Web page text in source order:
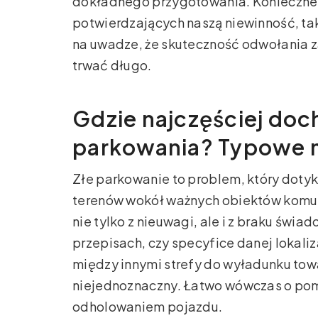
potwierdzających naszą niewinność,
na uwadze, że skuteczność odwołania
trwać długo.
Gdzie najczęściej
parkowania? Typowe
Złe parkowanie to problem, który
terenów wokół ważnych obiektów
nie tylko z nieuwagi, ale i z braku
przepisach, czy specyfice danej
między innymi strefy do wyładunku
niejednoznaczny. Łatwo wówczas o
odholowaniem pojazdu.